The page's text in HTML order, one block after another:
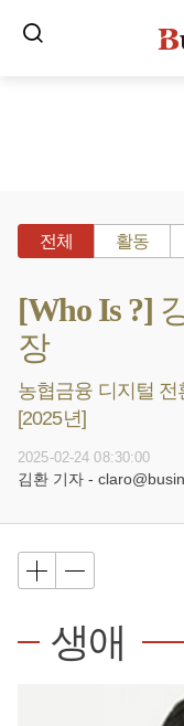
전체 활동
[Who Is ?]
장
농협금융 디지털
[2025년]
2025-02-24 08:30:00
김환 기자 -
생애